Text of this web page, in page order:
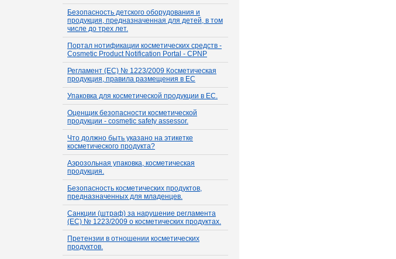
Безопасность детского оборудования и
продукция, предназначенная для детей, в том
числе до трех лет.
Портал нотификации косметических средств -
Cosmetic Product Notification Portal - CPNP
Регламент (EC) № 1223/2009 Косметическая
продукция, правила размещения в ЕС
Упаковка для косметической продукции в ЕС.
Оценщик безопасности косметической
продукции - cosmetic safety assessor.
Что должно быть указано на этикетке
косметического продукта?
Аэрозольная упаковка, косметическая
продукция.
Безопасность косметических продуктов,
предназначенных для младенцев.
Санкции (штраф) за нарушение регламента
(ЕС) № 1223/2009 о косметических продуктах.
Претензии в отношении косметических
продуктов.